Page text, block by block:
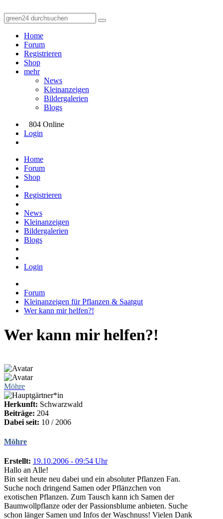
Home
Forum
Registrieren
Shop
mehr
News
Kleinanzeigen
Bildergalerien
Blogs
804 Online
Login
Home
Forum
Shop
Registrieren
News
Kleinanzeigen
Bildergalerien
Blogs
Login
Forum
Kleinanzeigen für Pflanzen & Saatgut
Wer kann mir helfen?!
Wer kann mir helfen?!
Möhre
Herkunft: Schwarzwald
Beiträge: 204
Dabei seit: 10 / 2006
Möhre
Erstellt: 19.10.2006 - 09:54 Uhr
Hallo an Alle!
Bin seit heute neu dabei und ein absoluter Pflanzen Fan.
Suche noch dringend Samen oder Pflänzchen von
exotischen Pflanzen. Zum Tausch kann ich Samen der
Baumwollpflanze oder der Passionsblume anbieten. Suche
schon länger Samen und Infos der Waschnuss! Vielen Dank